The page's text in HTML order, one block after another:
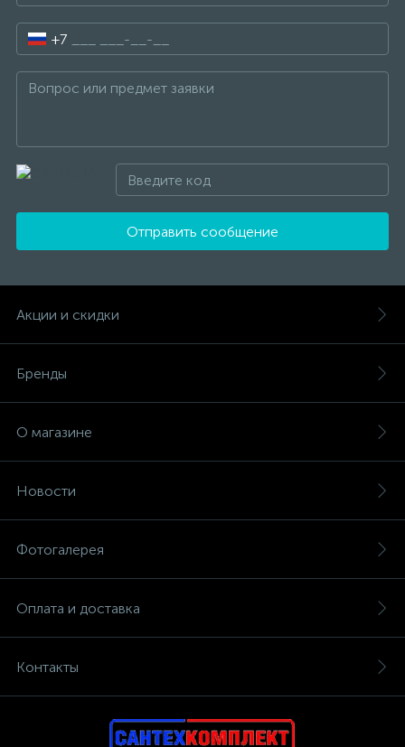
+7
Отправить сообщение
Акции и скидки
Бренды
О магазине
Новости
Фотогалерея
Оплата и доставка
Контакты